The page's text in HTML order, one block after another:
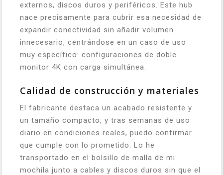
externos, discos duros y periféricos. Este hub
nace precisamente para cubrir esa necesidad de
expandir conectividad sin añadir volumen
innecesario, centrándose en un caso de uso
muy específico: configuraciones de doble
monitor 4K con carga simultánea.
Calidad de construcción y materiales
El fabricante destaca un acabado resistente y
un tamaño compacto, y tras semanas de uso
diario en condiciones reales, puedo confirmar
que cumple con lo prometido. Lo he
transportado en el bolsillo de malla de mi
mochila junto a cables y discos duros sin que el